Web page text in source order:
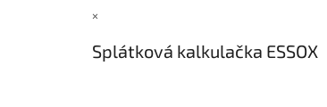
×
Splátková kalkulačka ESSOX